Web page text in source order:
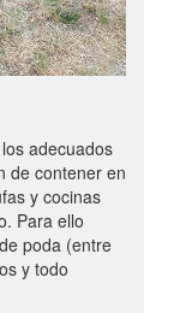
adecuados
de contener en
y cocinas
Para ello
poda (entre
y todo